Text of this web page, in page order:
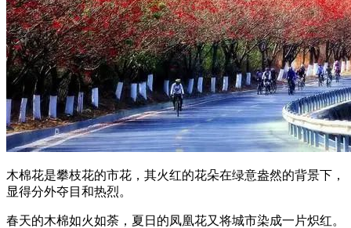
木棉花是攀枝花的市花，其火红的花朵在绿意盎然的背景下，
显得分外夺目和热烈。
春天的木棉如火如荼，夏日的凤凰花又将城市染成一片炽红。